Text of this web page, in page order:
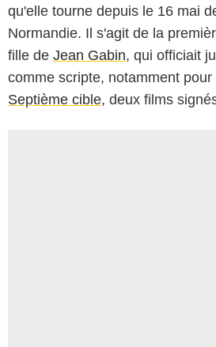
qu'elle tourne depuis le 16 mai
Normandie. Il s'agit de la
fille de Jean Gabin, qui officiait
comme scripte, notamment pour
Septième cible, deux films